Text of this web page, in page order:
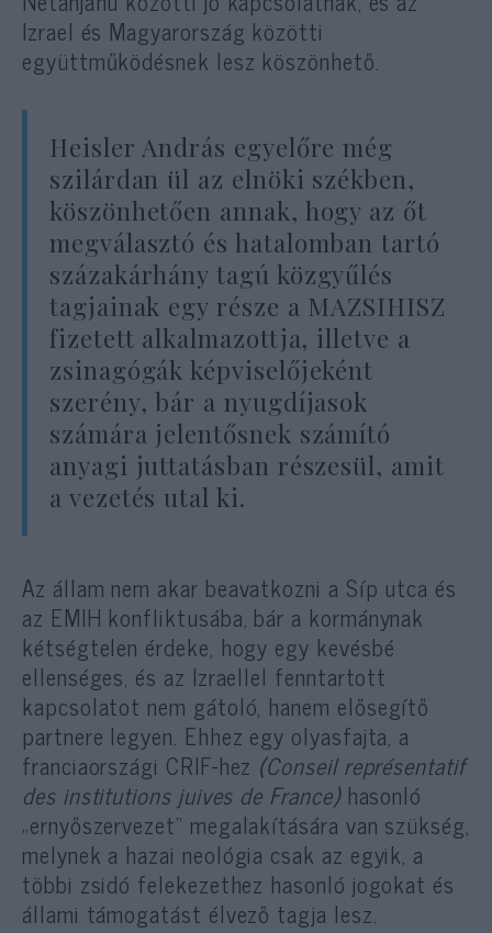
Izrael és Magyarország közötti
együttműködésnek lesz köszönhető.
Heisler András egyelőre még
szilárdan ül az elnöki székben,
köszönhetően annak, hogy az őt
megválasztó és hatalomban tartó
százakárhány tagú közgyűlés
tagjainak egy része a MAZSIHISZ
fizetett alkalmazottja, illetve a
zsinagógák képviselőjeként
szerény, bár a nyugdíjasok
számára jelentősnek számító
anyagi juttatásban részesül, amit
a vezetés utal ki.
Az állam nem akar beavatkozni a Síp utca és
az EMIH konfliktusába, bár a kormánynak
kétségtelen érdeke, hogy egy kevésbé
ellenséges, és az Izraellel fenntartott
kapcsolatot nem gátoló, hanem elősegítő
partnere legyen. Ehhez egy olyasfajta, a
franciaországi CRIF-hez (Conseil représentatif
des institutions juives de France)hasonló
„ernyőszervezet” megalakítására van szükség,
melynek a hazai neológia csak az egyik, a
többi zsidó felekezethez hasonló jogokat és
állami támogatást élvező tagja lesz.